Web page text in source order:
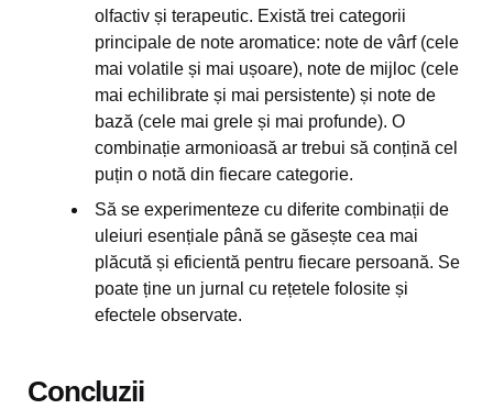
olfactiv și terapeutic. Există trei categorii
principale de note aromatice: note de vârf (cele
mai volatile și mai ușoare), note de mijloc (cele
mai echilibrate și mai persistente) și note de
bază (cele mai grele și mai profunde). O
combinație armonioasă ar trebui să conțină cel
puțin o notă din fiecare categorie.
Să se experimenteze cu diferite combinații de
uleiuri esențiale până se găsește cea mai
plăcută și eficientă pentru fiecare persoană. Se
poate ține un jurnal cu rețetele folosite și
efectele observate.
Concluzii